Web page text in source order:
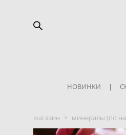
НОВИНКИ |
магазин > минералы (по